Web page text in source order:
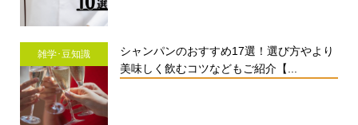
雑学･豆知識
シャンパンのおすすめ17選！選び方やより
美味しく飲むコツなどもご紹介【...